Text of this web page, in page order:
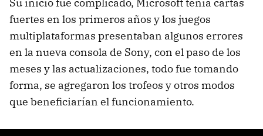
Su inicio fue complicado, Microsoft tenía cartas
fuertes en los primeros años y los juegos
multiplataformas presentaban algunos errores
en la nueva consola de Sony, con el paso de los
meses y las actualizaciones, todo fue tomando
forma, se agregaron los trofeos y otros modos
que beneficiarían el funcionamiento.